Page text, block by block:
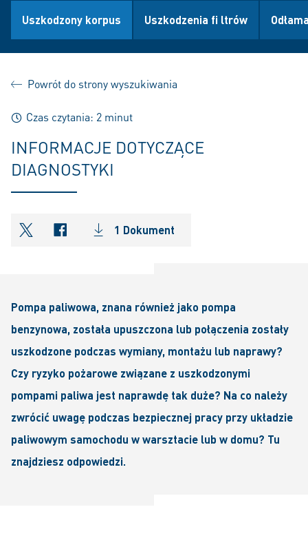
Uszkodzony korpus Uszkodzenia fi ltrów
Powrót do strony wyszukiwania
Czas czytania: 2 minut
INFORMACJE DOTYCZĄCE
DIAGNOSTYKI
shareOntwitter
shareOnfacebook
1 Dokument
Pompa paliwowa, znana również jako pompa
benzynowa, została upuszczona lub połączenia zostały
uszkodzone podczas wymiany, montażu lub naprawy?
Czy ryzyko pożarowe związane z uszkodzonymi
pompami paliwa jest naprawdę tak duże? Na co należy
zwrócić uwagę podczas bezpiecznej pracy przy układzie
paliwowym samochodu w warsztacie lub w domu? Tu
znajdziesz odpowiedzi.